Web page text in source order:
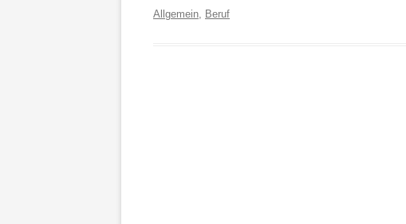
Allgemein, Beruf